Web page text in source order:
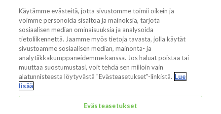
Käyttöehdot
Modern Slavery Statement
Tietosuojaseloste
Käyttöehdot
Evästeasetukset
Käytämme evästeitä, jotta sivustomme toimii oikein ja
voimme personoida sisältöä ja mainoksia, tarjota
sosiaalisen median ominaisuuksia ja analysoida
tietoliikennettä. Jaamme myös tietoja tavasta, jolla käytät
sivustoamme sosiaalisen median, mainonta- ja
analytiikkakumppaneidemme kanssa. Jos haluat poistaa tai
muuttaa suostumustasi, voit tehdä sen milloin vain
alatunnisteesta löytyvästä "Evästeasetukset"-linkistä. Lue
lisää
Evästeasetukset